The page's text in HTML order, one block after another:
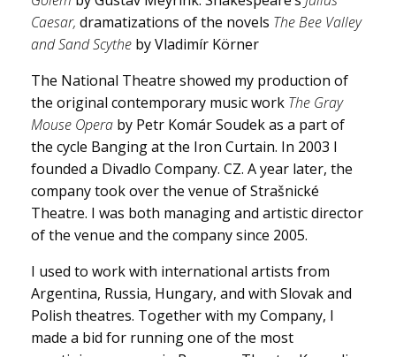
Caesar, dramatizations of the novels The Bee Valley
and Sand Scythe by Vladimír Körner
The National Theatre showed my production of
the original contemporary music work The Gray
Mouse Opera by Petr Komár Soudek as a part of
the cycle Banging at the Iron Curtain. In 2003 I
founded a Divadlo Company. CZ. A year later, the
company took over the venue of Strašnické
Theatre. I was both managing and artistic director
of the venue and the company since 2005.
I used to work with international artists from
Argentina, Russia, Hungary, and with Slovak and
Polish theatres. Together with my Company, I
made a bid for running one of the most